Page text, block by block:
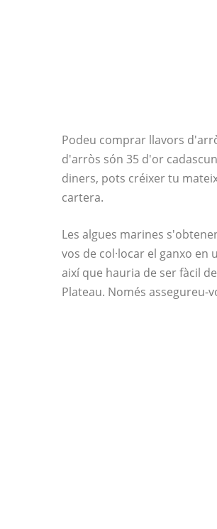
Podeu comprar llavors
d'arròs són 35 d'or
diners, pots créixer tu
cartera.
Les algues marines
vos de col·locar el ganxo
així que hauria de ser fàcil
Plateau. Només assegureu-